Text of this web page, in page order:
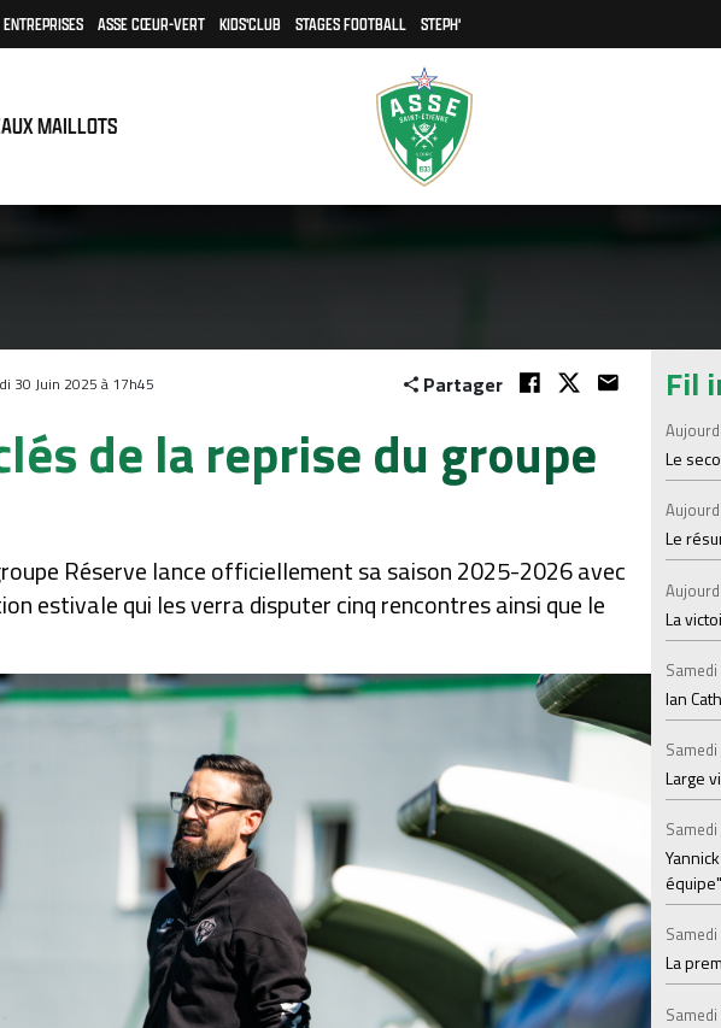
ENTREPRISES ASSE CŒUR-VERT KIDS'CLUB STAGES FOOTBALL STEPH'
MAILLOTS
30 Juin 2025 à 17h45 Partager
de la reprise du groupe
Réserve lance officiellement sa saison 2025-2026 avec
estivale qui les verra disputer cinq rencontres ainsi que le
Fil
Le
Le
La
Ian
Large
équipe"
La